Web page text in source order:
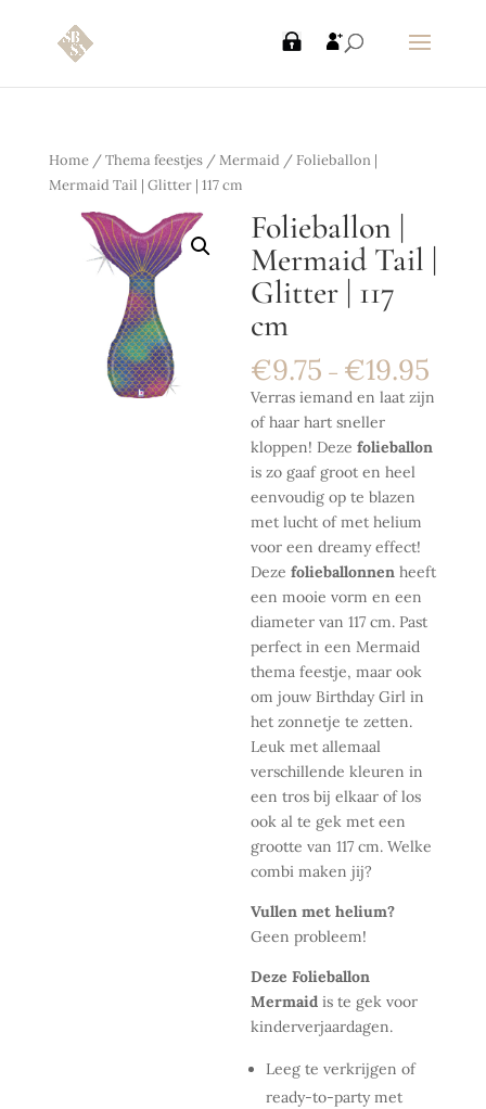
Home/Thema feestjes/Mermaid / Folieballon |
Mermaid Tail | Glitter | 117 cm
Folieballon |
Mermaid Tail |
Glitter | 117
cm
€9.75 – €19.95
Verras iemand en laat zijn
of haar hart sneller
kloppen! Dezefolieballon
is zo gaaf groot en heel
eenvoudig op te blazen
met lucht of met helium
voor een dreamy effect!
Dezefolieballonnen heeft
een mooie vorm en een
diameter van 117 cm. Past
perfect in een Mermaid
thema feestje, maar ook
om jouw Birthday Girl in
het zonnetje te zetten.
Leuk met allemaal
verschillende kleuren in
een tros bij elkaar of los
ook al te gek met een
grootte van 117 cm. Welke
combi maken jij?
Vullen met helium?
Geen probleem!
Deze Folieballon
Mermaidis te gek voor
kinderverjaardagen.
Leeg te verkrijgen of
ready-to-party met